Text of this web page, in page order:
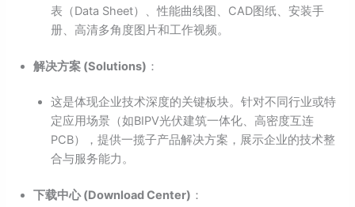
表（Data Sheet）、性能曲线图、CAD图纸、安装手
册、高清多角度图片和工作视频。
解决方案 (Solutions) ：
这是体现企业技术深度的关键板块。针对不同行业或特
定应用场景（如BIPV光伏建筑一体化、高密度互连
PCB），提供一揽子产品解决方案，展示企业的技术整
合与服务能力。
下载中心 (Download Center) ：